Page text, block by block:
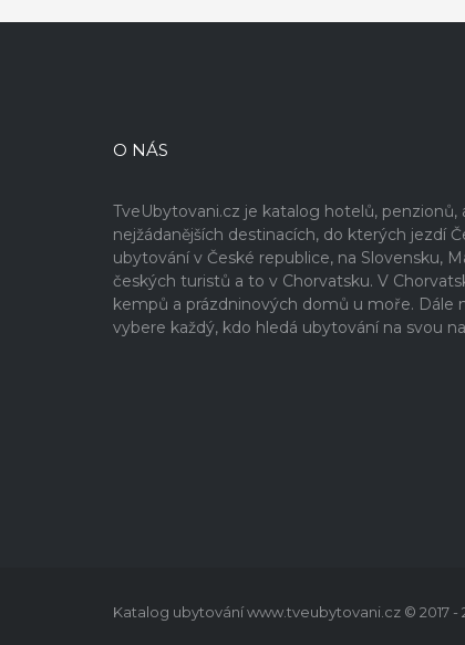
O NÁS
TveUbytovani.cz je katalog hotelů,
nejžádanějších destinacích, do kterých jezdí
ubytování v České republice, na Slovensku,
českých turistů a to v Chorvatsku. V
kempů a prázdninových domů u moře. Dále
vybere každý, kdo hledá ubytování na svou
Katalog ubytování www.tveubytovani.cz © 2017 -